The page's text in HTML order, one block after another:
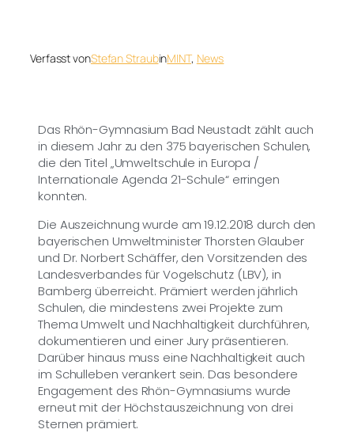
Verfasst vonStefan StraubinMINT, News
Das Rhön-Gymnasium Bad Neustadt zählt auch
in diesem Jahr zu den 375 bayerischen Schulen,
die den Titel „Umweltschule in Europa /
Internationale Agenda 21-Schule“ erringen
konnten.
Die Auszeichnung wurde am 19.12.2018 durch den
bayerischen Umweltminister Thorsten Glauber
und Dr. Norbert Schäffer, den Vorsitzenden des
Landesverbandes für Vogelschutz (LBV), in
Bamberg überreicht. Prämiert werden jährlich
Schulen, die mindestens zwei Projekte zum
Thema Umwelt und Nachhaltigkeit durchführen,
dokumentieren und einer Jury präsentieren.
Darüber hinaus muss eine Nachhaltigkeit auch
im Schulleben verankert sein. Das besondere
Engagement des Rhön-Gymnasiums wurde
erneut mit der Höchstauszeichnung von drei
Sternen prämiert.